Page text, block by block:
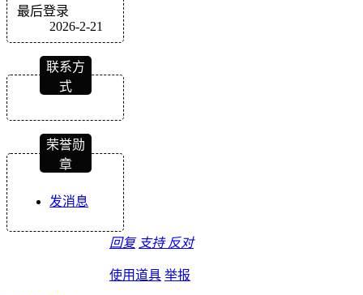
最后登录
2026-2-21
联系方
式
荣誉勋
章
发消息
回复 支持 反对
使用道具 举报